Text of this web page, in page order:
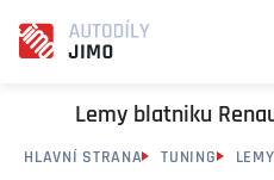
Lemy blatniku
HLAVNÍ STRANA TUNING
Můžeme vám